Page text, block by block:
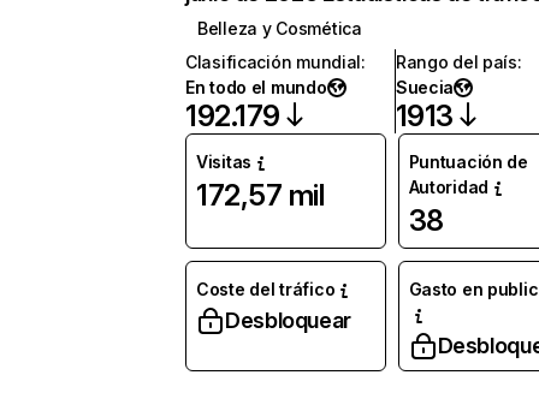
Belleza y Cosmética
Clasificación mundial:
En todo el mundo
192.179
Rango del país:
Suecia
1913
Visitas
172,57 mil
Puntuación de
Autoridad
38
Coste del tráfico
Desbloquear
Gasto en